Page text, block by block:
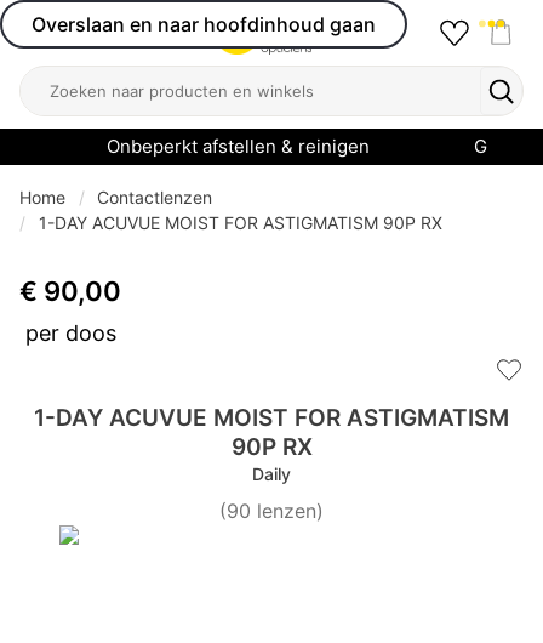
Overslaan en naar hoofdinhoud gaan
Open menu
Zoeken
Onbeperkt afstellen & reinigen
Home
Contactlenzen
1-DAY ACUVUE MOIST FOR ASTIGMATISM 90P RX
1-DAY ACUVUE MOIST FOR ASTIGMATISM
90P RX
Daily
€ 90,00
per doos
(90 lenzen)